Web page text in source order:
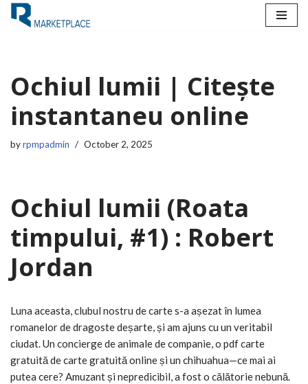
Ochiul lumii | Citește
instantaneu online
byrpmpadmin October 2, 2025
Ochiul lumii (Roata
timpului, #1) : Robert
Jordan
Luna aceasta, clubul nostru de carte s-a așezat în lumea
romanelor de dragoste deșarte, și am ajuns cu un veritabil
ciudat. Un concierge de animale de companie, o pdf carte
gratuită de carte gratuită online și un chihuahua—ce mai ai
putea cere? Amuzant și nepredicibil, a fost o călătorie nebună.